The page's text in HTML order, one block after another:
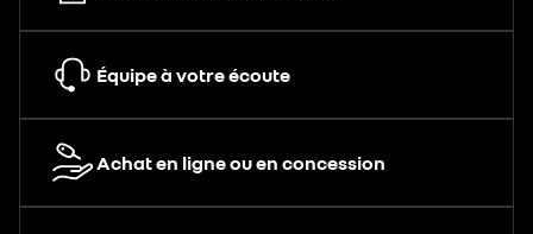
Équipe à votre écoute
Achat en ligne ou en concession